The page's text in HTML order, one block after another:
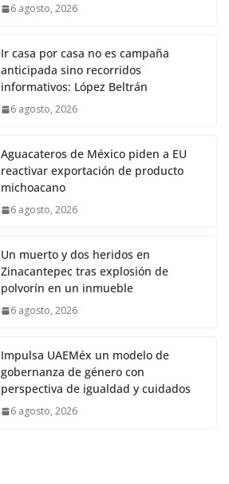
6 agosto, 2026
Ir casa por casa no es campaña
anticipada sino recorridos
informativos: López Beltrán
6 agosto, 2026
Aguacateros de México piden a EU
reactivar exportación de producto
michoacano
6 agosto, 2026
Un muerto y dos heridos en
Zinacantepec tras explosión de
polvorín en un inmueble
6 agosto, 2026
Impulsa UAEMéx un modelo de
gobernanza de género con
perspectiva de igualdad y cuidados
6 agosto, 2026